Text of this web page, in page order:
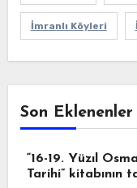
İmranlı Köyleri
Son Eklenenler
“16-19. Yüzıl
Tarihi” kitabının